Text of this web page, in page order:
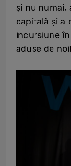
și nu numai,
capitală și a
incursiune în
aduse de